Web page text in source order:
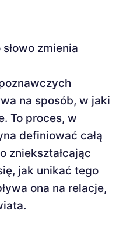
zmienia
na sposób, w jaki
To proces, w
definiować całą
zniekształcając
jak unikać tego
ona na relacje,